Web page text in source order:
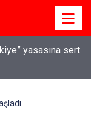
yasasına sert